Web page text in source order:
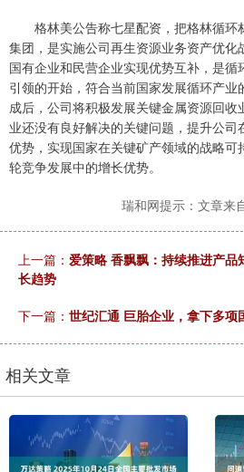
格林美公告称七星配资，把格林循环
集团，是实施公司再生资源业务资产优化
国有企业和民营企业实现优势互补，是
引领的开始，符合当前国家发展循环产
成后，公司将积极发展关键金属资源回
业还没有良好解决的关键问题，提升公
优势，实现国家在关键矿产领域的战略
轮竞争发展中的增长优势。
瑞和网提示：文章来
上一篇： 爱策略 香飘飘：持续推进产品
长趋势
下一篇： 世纪汇通 巨胎企业，拿下多项
相关文章